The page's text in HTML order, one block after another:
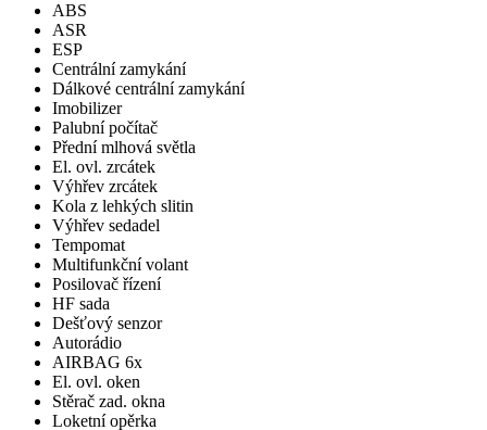
ABS
ASR
ESP
Centrální zamykání
Dálkové centrální zamykání
Imobilizer
Palubní počítač
Přední mlhová světla
El. ovl. zrcátek
Výhřev zrcátek
Kola z lehkých slitin
Výhřev sedadel
Tempomat
Multifunkční volant
Posilovač řízení
HF sada
Dešťový senzor
Autorádio
AIRBAG 6x
El. ovl. oken
Stěrač zad. okna
Loketní opěrka